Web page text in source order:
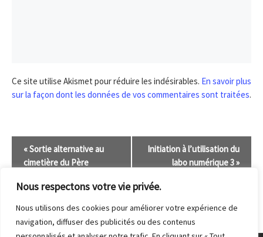
Nous respectons votre vie privée.
Nous utilisons des cookies pour améliorer votre expérience de
navigation, diffuser des publicités ou des contenus
Ce site utilise Akismet pour réduire les indésirables. En savoir plus
sur la façon dont les données de vos commentaires sont traitées.
v
g
a
«Sortie alternative au
cimetière du Père
Initiation à l’utilisation du
labo numérique 3»